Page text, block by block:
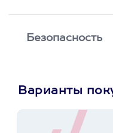
Безопасность
Варианты